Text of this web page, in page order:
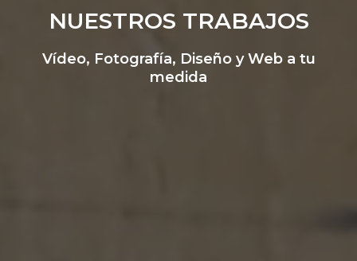
NUESTROS TRABAJOS
Vídeo, Fotografía, Diseño y Web a tu
medida